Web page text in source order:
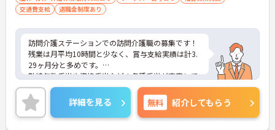
交通費支給
退職金制度あり
訪問介護ステーションでの訪問介護職の募集です！
残業は月平均10時間と少なく、賞与支給実績は計3.
29ヶ月分と多めです。
勤続年数手当や資格手当などの各種手当が充実して
おり、長く働きやすい環境です☆
ご興味のある方には、面接対策ポイントなど、さら
に詳細をお話しいたしますのでお気軽にご相談くだ
さい！
詳細を見る 無料 紹介してもらう